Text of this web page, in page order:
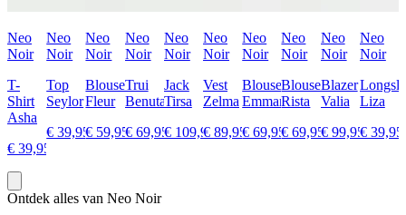
Neo
Noir
T-
Shirt
Asha
€ 39,95
Neo
Noir
Top
Seylor
€ 39,95
Neo
Noir
Blouse
Fleur
€ 59,95
Neo
Noir
Trui
Benuta
€ 69,95
Neo
Noir
Jack
Tirsa
€ 109,95
Neo
Noir
Vest
Zelma
€ 89,95
Neo
Noir
Blouse
Emmana
€ 69,95
Neo
Noir
Blouse
Rista
€ 69,95
Neo
Noir
Blazer
Valia
€ 99,95
Neo
Noir
Liza
€ 39,95
Ontdek alles van Neo Noir